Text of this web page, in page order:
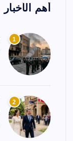
أهم الأخبار
1
2